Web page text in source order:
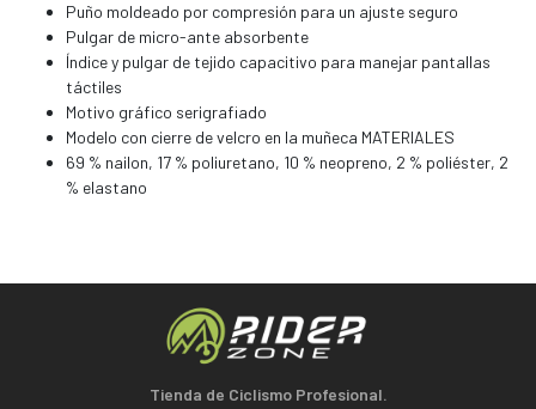
Puño moldeado por compresión para un ajuste seguro
Pulgar de micro-ante absorbente
Índice y pulgar de tejido capacitivo para manejar pantallas
táctiles
Motivo gráfico serigrafiado
Modelo con cierre de velcro en la muñeca MATERIALES
69 % nailon, 17 % poliuretano, 10 % neopreno, 2 % poliéster, 2
% elastano
Tienda de Ciclismo Profesional.